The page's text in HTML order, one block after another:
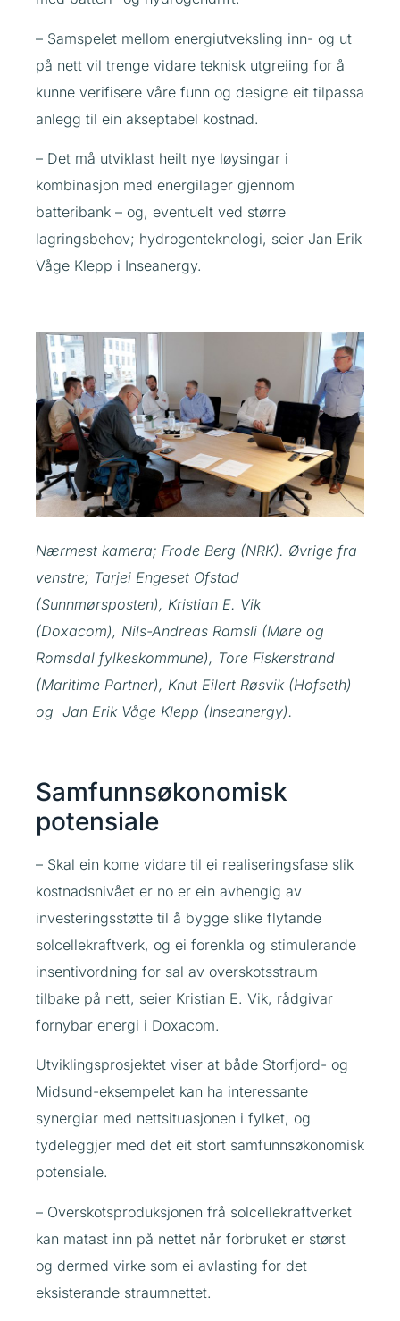
– Samspelet mellom energiutveksling inn- og ut
på nett vil trenge vidare teknisk utgreiing for å
kunne verifisere våre funn og designe eit tilpassa
anlegg til ein akseptabel kostnad.
– Det må utviklast heilt nye løysingar i
kombinasjon med energilager gjennom
batteribank – og, eventuelt ved større
lagringsbehov; hydrogenteknologi, seier Jan Erik
Våge Klepp i Inseanergy.
Nærmest kamera; Frode Berg (NRK). Øvrige fra
venstre; Tarjei Engeset Ofstad
(Sunnmørsposten), Kristian E. Vik
(Doxacom), Nils-Andreas Ramsli (Møre og
Romsdal fylkeskommune), Tore Fiskerstrand
(Maritime Partner), Knut Eilert Røsvik (Hofseth)
og Jan Erik Våge Klepp (Inseanergy).
Samfunnsøkonomisk
potensiale
– Skal ein kome vidare til ei realiseringsfase slik
kostnadsnivået er no er ein avhengig av
investeringsstøtte til å bygge slike flytande
solcellekraftverk, og ei forenkla og stimulerande
insentivordning for sal av overskotsstraum
tilbake på nett, seier Kristian E. Vik, rådgivar
fornybar energi i Doxacom.
Utviklingsprosjektet viser at både Storfjord- og
Midsund-eksempelet kan ha interessante
synergiar med nettsituasjonen i fylket, og
tydeleggjer med det eit stort samfunnsøkonomisk
potensiale.
– Overskotsproduksjonen frå solcellekraftverket
kan matast inn på nettet når forbruket er størst
og dermed virke som ei avlasting for det
eksisterande straumnettet.